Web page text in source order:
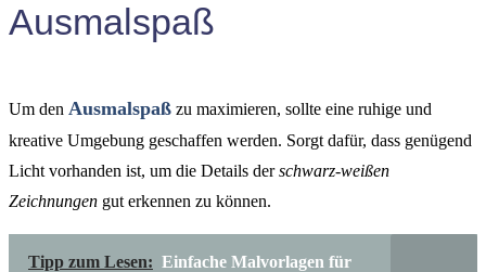
Ausmalspaß
Um den Ausmalspaß zu maximieren, sollte eine ruhige und
kreative Umgebung geschaffen werden. Sorgt dafür, dass genügend
Licht vorhanden ist, um die Details derschwarz-weißen
Zeichnungen gut erkennen zu können.
Tipp zum Lesen: Einfache Malvorlagen für